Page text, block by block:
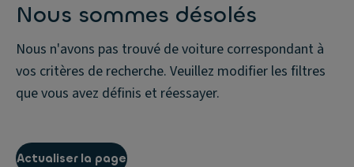
Nous sommes désolés
Nous n'avons pas trouvé de voiture correspondant à
vos critères de recherche. Veuillez modifier les filtres
que vous avez définis et réessayer.
Actualiser la page